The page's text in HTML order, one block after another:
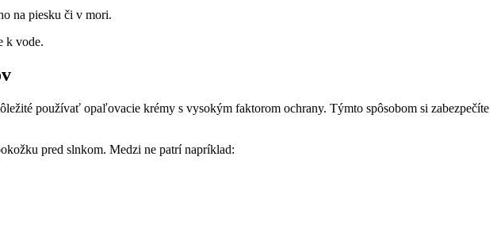
na piesku či v mori.
k vode.
používať opaľovacie krémy s vysokým faktorom ochrany. Týmto spôsobom si zabezpečíte
pred slnkom. Medzi ne patrí napríklad: